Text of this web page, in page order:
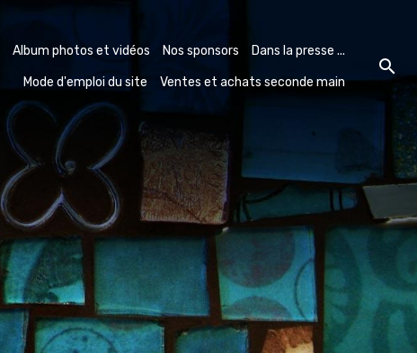
Album photos et vidéos Nos sponsors Dans la presse ...
Mode d'emploi du site Ventes et achats seconde main